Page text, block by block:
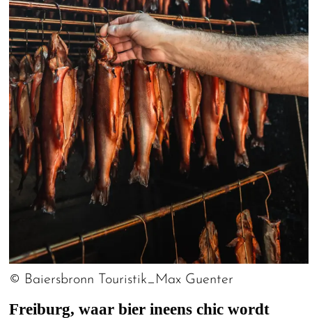
© Baiersbronn Touristik_Max Guenter
Freiburg, waar bier ineens chic wordt